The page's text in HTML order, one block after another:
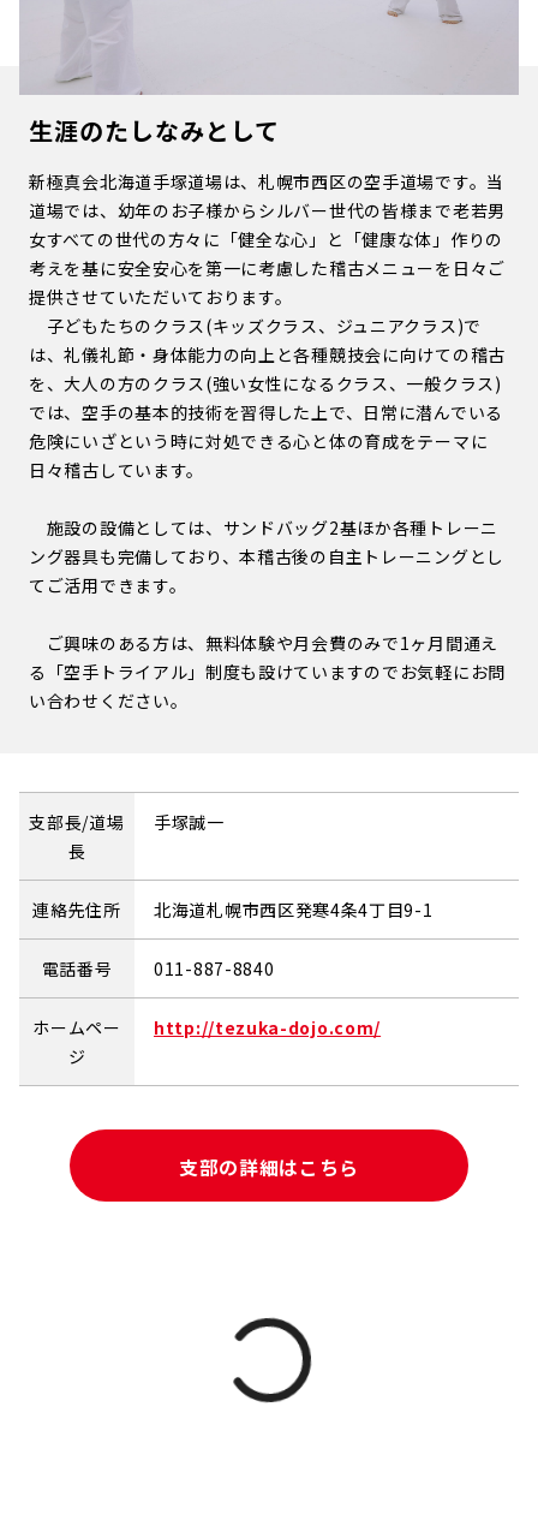
生涯のたしなみとして
新極真会北海道手塚道場は、札幌市西区の空手道場です。当
道場では、幼年のお子様からシルバー世代の皆様まで老若男
女すべての世代の方々に「健全な心」と「健康な体」作りの
考えを基に安全安心を第一に考慮した稽古メニューを日々ご
提供させていただいております。
子どもたちのクラス(キッズクラス、ジュニアクラス)で
は、礼儀礼節・身体能力の向上と各種競技会に向けての稽古
を、大人の方のクラス(強い女性になるクラス、一般クラス)
では、空手の基本的技術を習得した上で、日常に潜んでいる
危険にいざという時に対処できる心と体の育成をテーマに
日々稽古しています。
施設の設備としては、サンドバッグ2基ほか各種トレーニ
ング器具も完備しており、本稽古後の自主トレーニングとし
てご活用できます。
ご興味のある方は、無料体験や月会費のみで1ヶ月間通え
る「空手トライアル」制度も設けていますのでお気軽にお問
い合わせください。
支部長/道場
長
手塚誠一
連絡先住所 北海道札幌市西区発寒4条4丁目9-1
電話番号 011-887-8840
ホームペー
ジ
http://tezuka-dojo.com/
支部の詳細はこちら